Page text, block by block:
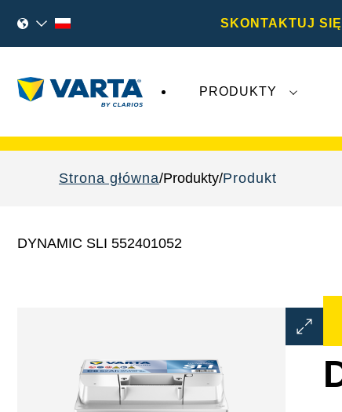
SKONTAKTUJ SIĘ
PRODUKTY
Strona główna Produkty Produkt
DYNAMIC SLI 552401052
Otwórz
okno
obrazu